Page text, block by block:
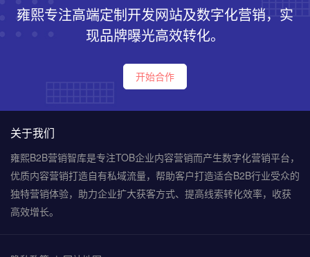
雍熙专注高端定制开发网站及数字化营销，实
现品牌曝光高效转化。
开始合作
关于我们
雍熙B2B营销智库是专注TOB企业内容营销而产生数字化营销平台，
优质内容营销打造自有私域流量，帮助客户打造适合B2B行业受众的
独特营销体验，助力企业扩大获客方式、提高线索转化效率，收获
高效增长。